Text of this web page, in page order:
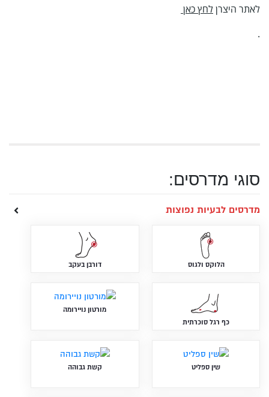
סוגי מדרסים:
מדרסים לבעיות נפוצות
הלוקס ולגוס דורבן בעקב
כף רגל סוכרתית
מורטון נויירומה
שין ספליט קשת גבוהה
לאתר היצרןלחץ כאן
.